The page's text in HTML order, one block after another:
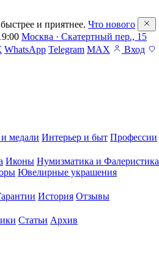
и приятнее. Что нового
Москва · Скатертный пер., 15
WhatsApp Telegram MAX Вход
медали Интерьер и быт Профессии
Иконы Нумизматика и Фалеристика
Ювелирные украшения
История Отзывы
Статьи Архив